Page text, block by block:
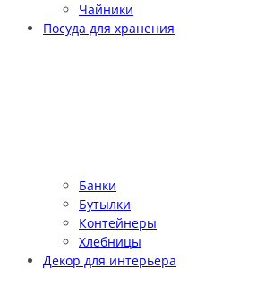
Чайники
Посуда для хранения
Банки
Бутылки
Контейнеры
Хлебницы
Декор для интерьера